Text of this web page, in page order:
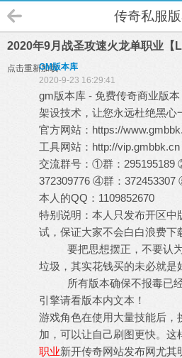
传奇私服
2020年9月战圣攻速火龙单职业【
点击重新加载GM版本库
2020-9-23 16:29:41
gm版本库 - 免费传奇商业版
架设技术，让您永远杜绝黑心
官方网站： https://
工具网站： http://vip.gmbbk.cn
交流群号：①群：295195189
372309776 ④群：372453307
本人的QQ：1109852670
特别说明：本人只发布开区中
试，保证大家不会白白浪费下
要把思想摆正，不要认为
垃圾，其实花钱买的未必就是
所有版本确保不报毒已经
引擎请看版本内文本！
游戏角色在使用大量技能后，
加，可以让自己刷图更快。这
职业新开传奇网站发布网尤其